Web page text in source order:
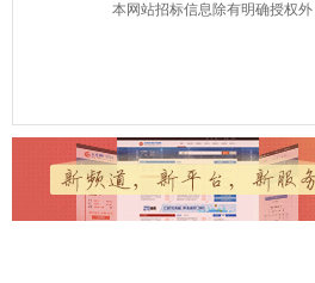
本网站招标信息除有明确授权